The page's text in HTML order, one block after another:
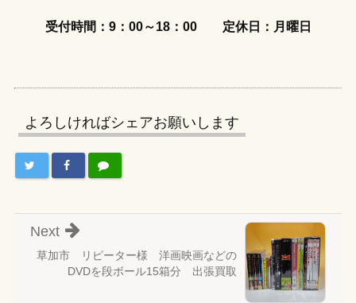
受付時間：9：00～18：00 定休日：月曜日
よろしければシェアお願いします
草加市 リピーター様 洋画映画などの
DVDを段ボール15箱分 出張買取
Next